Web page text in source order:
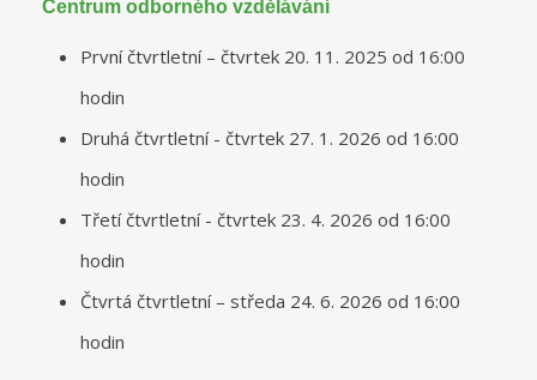
Centrum odborného vzdělávání
První čtvrtletní – čtvrtek 20. 11. 2025 od 16:00
hodin
Druhá čtvrtletní - čtvrtek 27. 1. 2026 od 16:00
hodin
Třetí čtvrtletní - čtvrtek 23. 4. 2026 od 16:00
hodin
Čtvrtá čtvrtletní – středa 24. 6. 2026 od 16:00
hodin